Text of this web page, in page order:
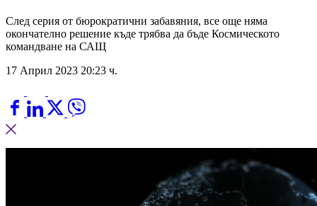
След серия от бюрократични забавяния, все още няма
окончателно решение къде трябва да бъде Космическото
командване на САЩ
17 Април 2023 20:23 ч.